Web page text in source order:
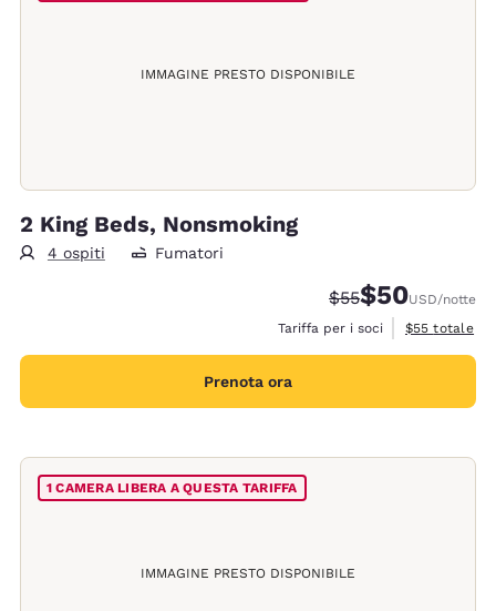
IMMAGINE PRESTO DISPONIBILE
2 King Beds, Nonsmoking
4 ospiti Fumatori
Tariffa di
$55Tariffa
$50USD/notte
Tariffa per i soci
Visualizza i
$55 totale
Prenota ora
IMMAGINE PRESTO DISPONIBILE
1 CAMERA LIBERA A QUESTA TARIFFA